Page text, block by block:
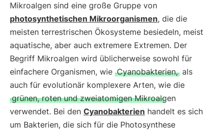
Mikroalgen sind eine große Gruppe von
photosynthetischen Mikroorganismen, die die
meisten terrestrischen Ökosysteme besiedeln, meist
aquatische, aber auch extremere Extremen. Der
Begriff Mikroalgen wird üblicherweise sowohl für
einfachere Organismen, wie Cyanobakterien, als
auch für evolutionär komplexere Arten, wie die
grünen, roten und zweiatomigen Mikroalgen
verwendet. Bei den Cyanobakterien handelt es sich
um Bakterien, die sich für die Photosynthese